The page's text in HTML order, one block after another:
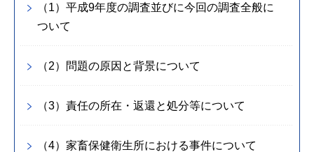
（1）平成9年度の調査並びに今回の調査全般に
ついて
（2）問題の原因と背景について
（3）責任の所在・返還と処分等について
（4）家畜保健衛生所における事件について